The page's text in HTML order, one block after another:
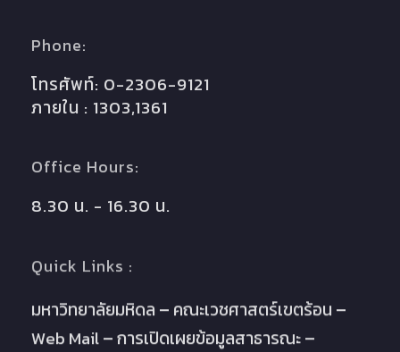
Phone:
โทรศัพท์: 0-2306-9121
ภายใน : 1303,1361
Office Hours:
8.30 น. - 16.30 น.
Quick Links :
มหาวิทยาลัยมหิดล
คณะเวชศาสตร์เขตร้อน
Web Mail
การเปิดเผยข้อมูลสาธารณะ